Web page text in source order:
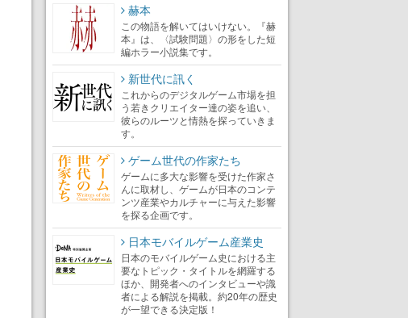
赫本
この物語を解いてはいけない。『赫
本』は、〈試験問題〉の形をした短
編ホラー小説集です。
新世代に訊く
これからのデジタルゲーム市場を担
う若きクリエイター達の姿を追い、
彼らのルーツと情熱を探っていきま
す。
ゲーム世代の作家たち
ゲームに多大な影響を受けた作家さ
んに取材し、ゲームが日本のコンテ
ンツ産業やカルチャーに与えた影響
を探る企画です。
日本モバイルゲーム産業史
日本のモバイルゲーム史における主
要なトピック・タイトルを網羅する
ほか、開発者へのインタビューや識
者による解説を掲載。約20年の歴史
が一望できる決定版！